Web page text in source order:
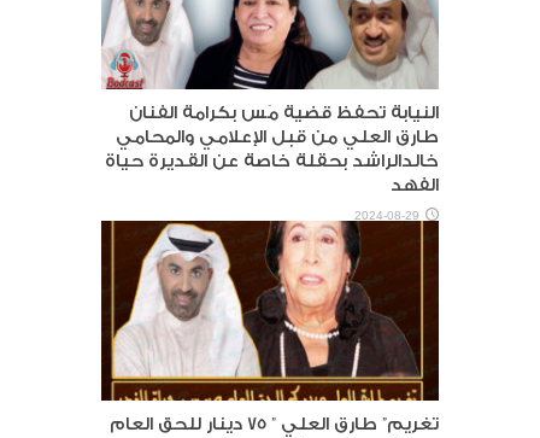
النيابة تحفظ قضية مَس بكرامة الفنان
طارق العلي من قبل الإعلامي والمحامي
خالدالراشد بحقلة خاصة عن القديرة حياة
الفهد
2024-08-29
تغريم” طارق العلي ” 75 دينار للحق العام